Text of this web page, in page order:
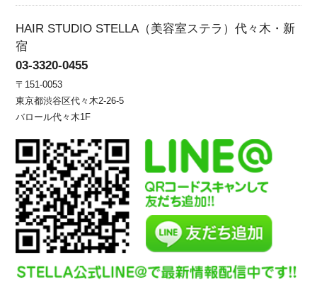
HAIR STUDIO STELLA（美容室ステラ）代々木・新
宿
03-3320-0455
〒151-0053
東京都渋谷区代々木2-26-5
バロール代々木1F